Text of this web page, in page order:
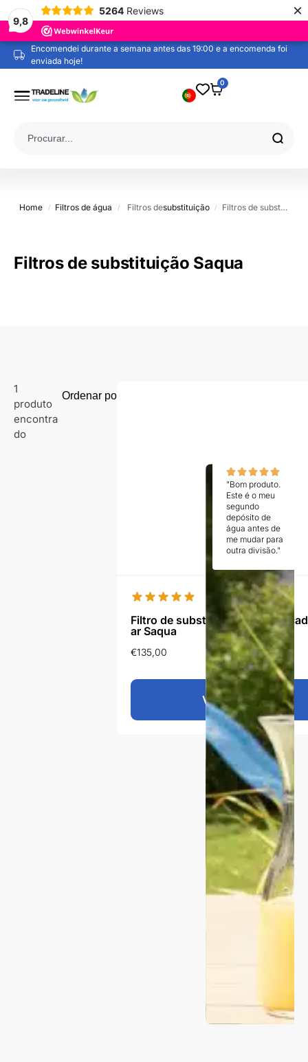
9,8
5264 Reviews ×
Encomendei durante a semana antes das 19:00 e a encomenda foi
enviada hoje!
Transporte gratuito a partir de 60 euros (NL / BE / DE)
0
Home / Filtros de água / Filtros desubstituição / Filtros de substituição Saqua
Filtros de substituição Saqua
1
produto
encontra
do
Filtro de substituição do
ar Saqua
€135,00
Ver produto
"Bom produto.
Este é o meu
segundo
depósito de
água antes de
me mudar para
outra divisão."